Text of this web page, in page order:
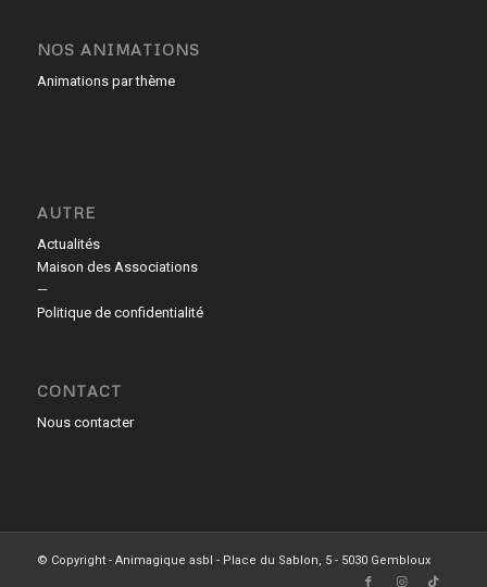
NOS ANIMATIONS
Animations par thème
AUTRE
Actualités
Maison des Associations
—
Politique de confidentialité
CONTACT
Nous contacter
© Copyright - Animagique asbl - Place du Sablon, 5 - 5030 Gembloux